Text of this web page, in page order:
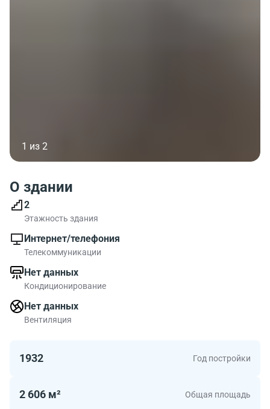
1 из 2
О здании
2
Этажность здания
Интернет/телефония
Телекоммуникации
Нет данных
Кондиционирование
Нет данных
Вентиляция
1932 Год постройки
2 606 м² Общая площадь